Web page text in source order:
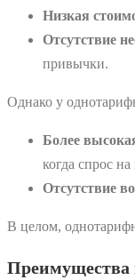
Низкая
Отсутствие
привычки.
Однако у
Более
когда спрос
Отсутствие
В целом,
Преимущества